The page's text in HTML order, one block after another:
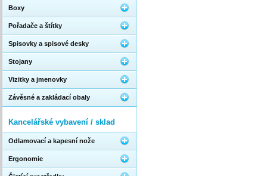
Boxy
Pořadače a štítky
Spisovky a spisové desky
Stojany
Vizitky a jmenovky
Závěsné a zakládací obaly
Kancelářské vybavení / sklad
Odlamovací a kapesní nože
Ergonomie